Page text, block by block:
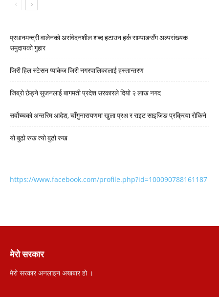
प्रधानमन्त्री वालेनको असंवेदनशील शब्द हटाउन हर्क साम्पाङसँग अल्पसंख्यक
समुदायको गुहार
जिरी हिल स्टेसन प्याकेज जिरी नगरपालिकालाई हस्तान्तरण
जिब्रो छेड्ने सुजनलाई बागमती प्रदेश सरकारले दियो २ लाख नगद
सर्वोच्चको अन्तरिम आदेश, चाँगुनारायणमा खुला प्रअ र राइट साइजिङ प्रक्रिया रोकिने
यो बुढो रुख त्यो बुढो रुख
https://www.facebook.com/profile.php?id=100090788161187
मेरो सरकार
मेरो सरकार अनलाइन अखबार हो ।